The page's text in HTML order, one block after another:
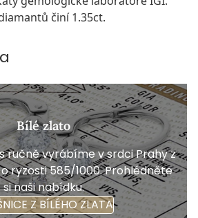
činí 1.35ct.
Bílé zlato
ručně vyrábíme v srdci Prahy z
ryzosti 585/1000. Prohlédněte
si naši nabídku.
Z BÍLÉHO ZLATA